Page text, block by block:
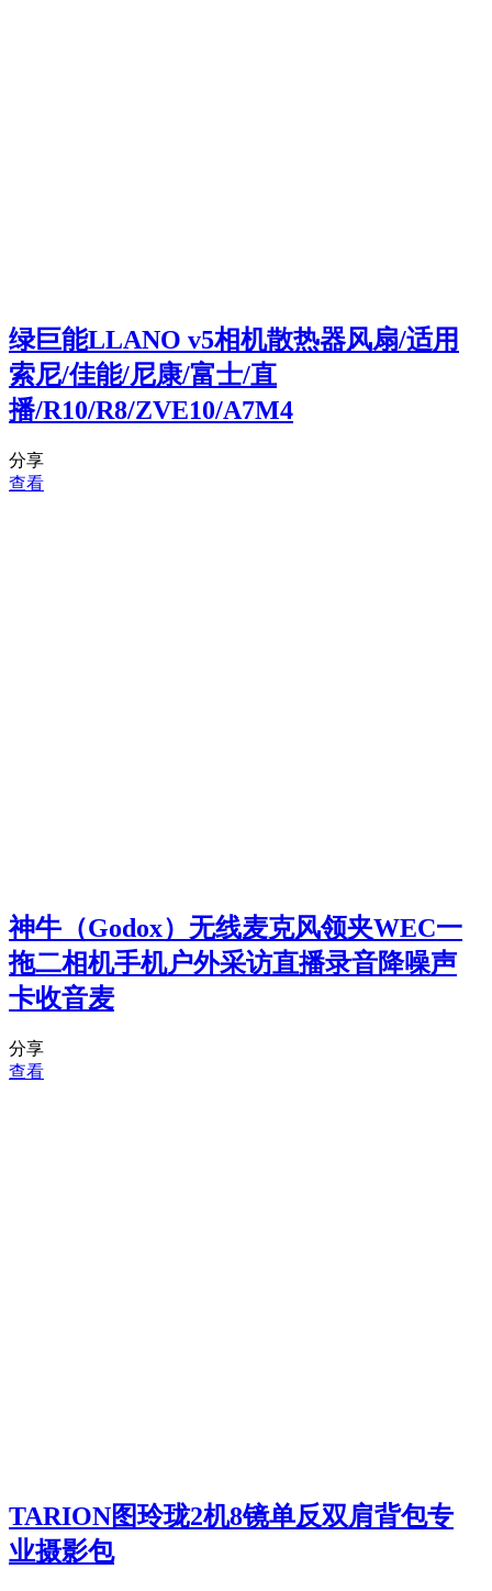
绿巨能LLANO v5相机散热器风扇/适用
索尼/佳能/尼康/富士/直
播/R10/R8/ZVE10/A7M4
分享
查看
神牛（Godox）无线麦克风领夹WEC一
拖二相机手机户外采访直播录音降噪声
卡收音麦
分享
查看
TARION图玲珑2机8镜单反双肩背包专
业摄影包